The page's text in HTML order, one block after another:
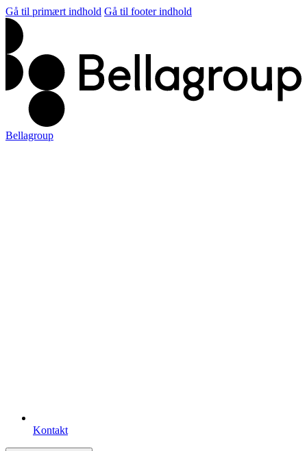
Gå til primært indhold Gå til footer indhold
Bellagroup
Kontakt